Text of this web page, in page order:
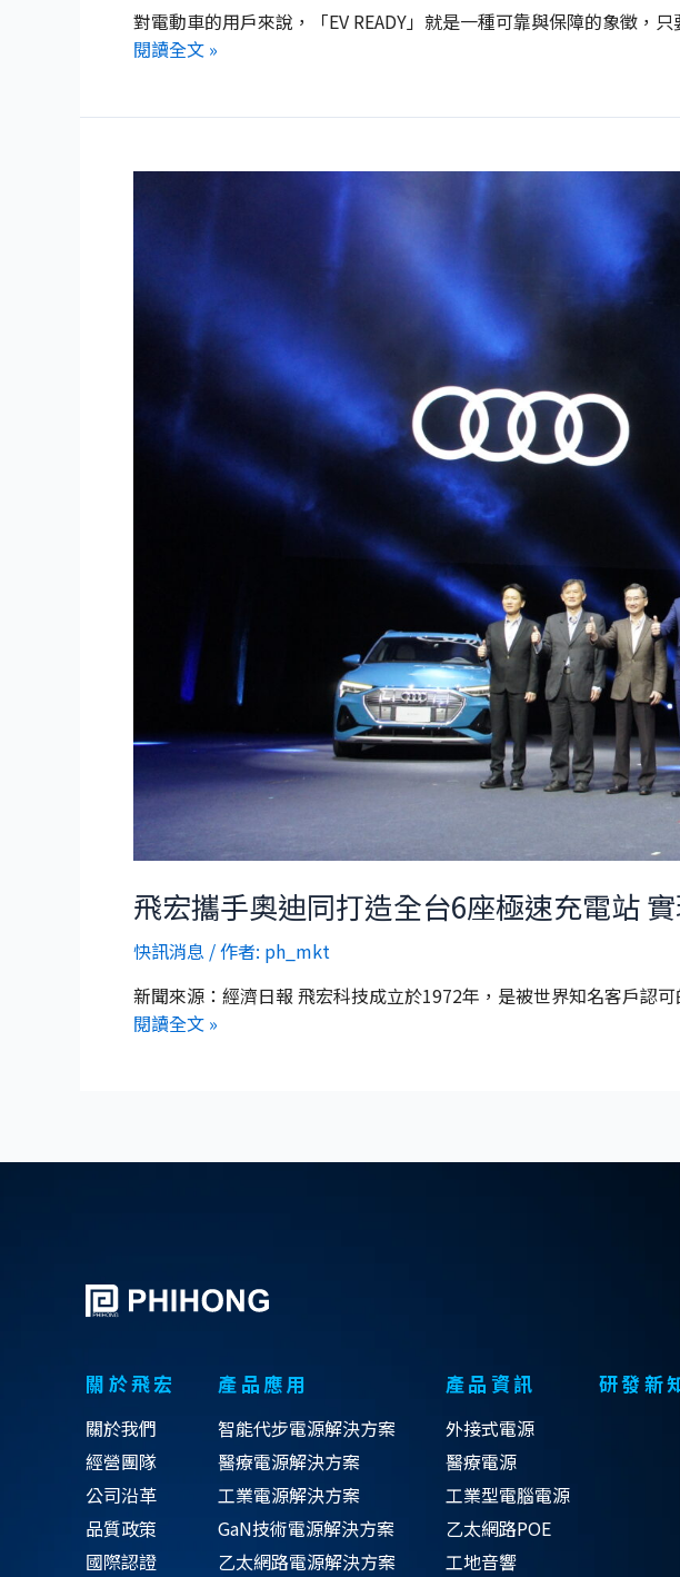
對電動車的用戶來說，「EV READY」就是一種可靠與保障的象徵，
閱讀全文 »
飛宏攜手奧迪同打造全台6座極速充電站
快訊消息 / 作者: ph_mkt
新聞來源：經濟日報 飛宏科技成立於1972年，是被世界知名客戶認
閱讀全文 »
關於飛宏
關於我們
經營團隊
公司沿革
品質政策
國際認證
產品應用
智能代步電源解決方案
醫療電源解決方案
工業電源解決方案
GaN技術電源解決方案
乙太網路電源解決方案
產品資訊
外接式電源
醫療電源
工業型電腦電源
乙太網路POE
工地音響
研發新